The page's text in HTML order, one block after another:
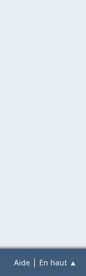
Aide | En haut ▲